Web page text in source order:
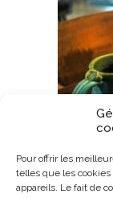
Pour offrir les
telles que les
appareils. Le fait de